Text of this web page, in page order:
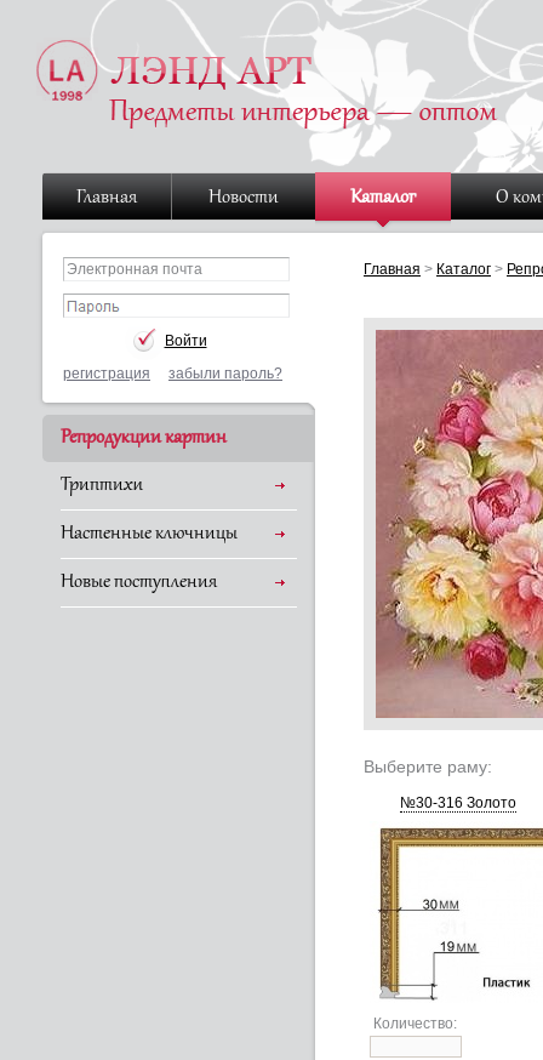
Главная Новости Каталог О
регистрация забыли пароль?
Репродукции картин
Триптихи
Настенные ключницы
Новые поступления
Главная > Каталог >
Выберите раму:
№30-316 Золото
Количество: